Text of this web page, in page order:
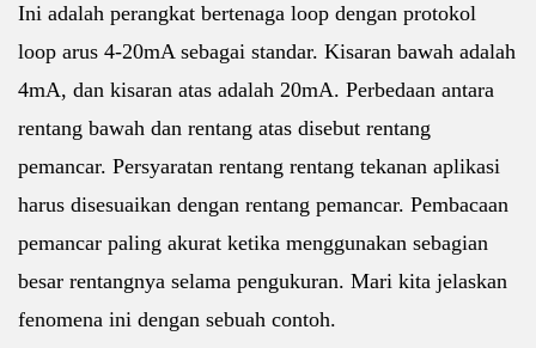
Ini adalah perangkat bertenaga loop dengan protokol
loop arus 4-20mA sebagai standar. Kisaran bawah adalah
4mA, dan kisaran atas adalah 20mA. Perbedaan antara
rentang bawah dan rentang atas disebut rentang
pemancar. Persyaratan rentang rentang tekanan aplikasi
harus disesuaikan dengan rentang pemancar. Pembacaan
pemancar paling akurat ketika menggunakan sebagian
besar rentangnya selama pengukuran. Mari kita jelaskan
fenomena ini dengan sebuah contoh.